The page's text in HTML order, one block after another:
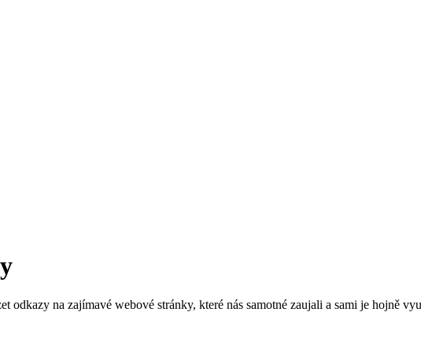
odkazy na zajímavé webové stránky, které nás samotné zaujali a sami je hojně